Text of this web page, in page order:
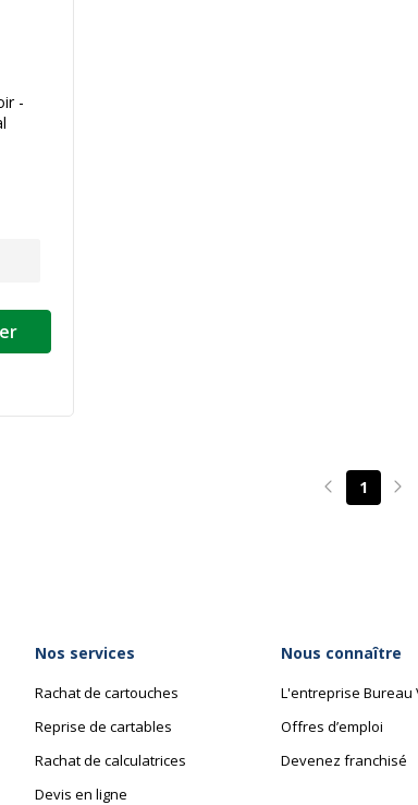
-
Page1
Nos services
Rachat de cartouches
Reprise de cartables
Rachat de calculatrices
Devis en ligne
Nous connaître
L'entreprise Bureau
Offres d’emploi
Devenez franchisé